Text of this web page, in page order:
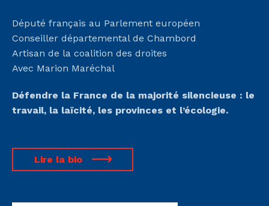
Député français au Parlement européen
Conseiller départemental de Chambord
Artisan de la coalition des droites
Avec Marion Maréchal
Défendre la France de la majorité silencieuse : le
travail, la laïcité, les provinces et l’écologie.
Lire la bio